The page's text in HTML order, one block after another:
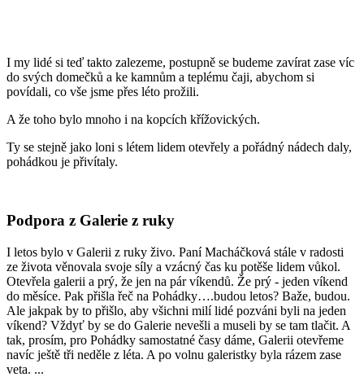
I my lidé si teď takto zalezeme, postupně se budeme zavírat zase víc
do svých domečků a ke kamnům a teplému čaji, abychom si
povídali, co vše jsme přes léto prožili.
A že toho bylo mnoho i na kopcích křížovických.
Ty se stejně jako loni s létem lidem otevřely a pořádný nádech daly,
pohádkou je přivítaly.
Podpora z Galerie z ruky
I letos bylo v Galerii z ruky živo. Paní Macháčková stále v radosti
ze života věnovala svoje síly a vzácný čas ku potěše lidem vůkol.
Otevřela galerii a prý, že jen na pár víkendů. Že prý - jeden víkend
do měsíce. Pak přišla řeč na Pohádky….budou letos? Baže, budou.
Ale jakpak by to přišlo, aby všichni milí lidé pozváni byli na jeden
víkend? Vždyť by se do Galerie nevešli a museli by se tam tlačit. A
tak, prosím, pro Pohádky samostatné časy dáme, Galerii otevřeme
navíc ještě tři neděle z léta. A po volnu galeristky byla rázem zase
veta. ...